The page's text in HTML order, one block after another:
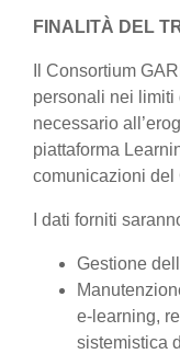
FINALITÀ DEL
Il Consortium
personali nei limiti
necessario
piattaforma
comunicazioni del
I dati forniti
Gestione
e-learning,
sistemistica